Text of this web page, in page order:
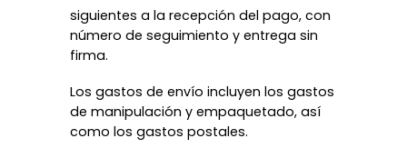
siguientes a la recepción del pago, con
número de seguimiento y entrega sin
firma.
Los gastos de envío incluyen los gastos
de manipulación y empaquetado, así
como los gastos postales.